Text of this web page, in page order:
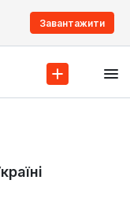
Завантажити